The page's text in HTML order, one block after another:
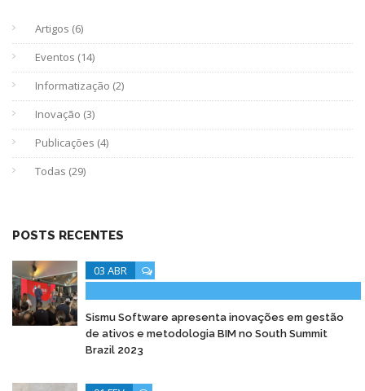
Artigos (6)
Eventos (14)
Informatização (2)
Inovação (3)
Publicações (4)
Todas (29)
POSTS RECENTES
03 ABR
Sismu Software apresenta inovações em gestão
de ativos e metodologia BIM no South Summit
Brazil 2023